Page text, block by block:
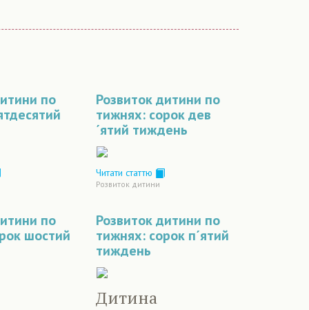
по
Розвиток дитини по
тижнях: сорок дев
´ятий тиждень
Читати статтю
Розвиток дитини
по
шостий
Розвиток дитини по
тижнях: сорок п´ятий
тиждень
Дитина